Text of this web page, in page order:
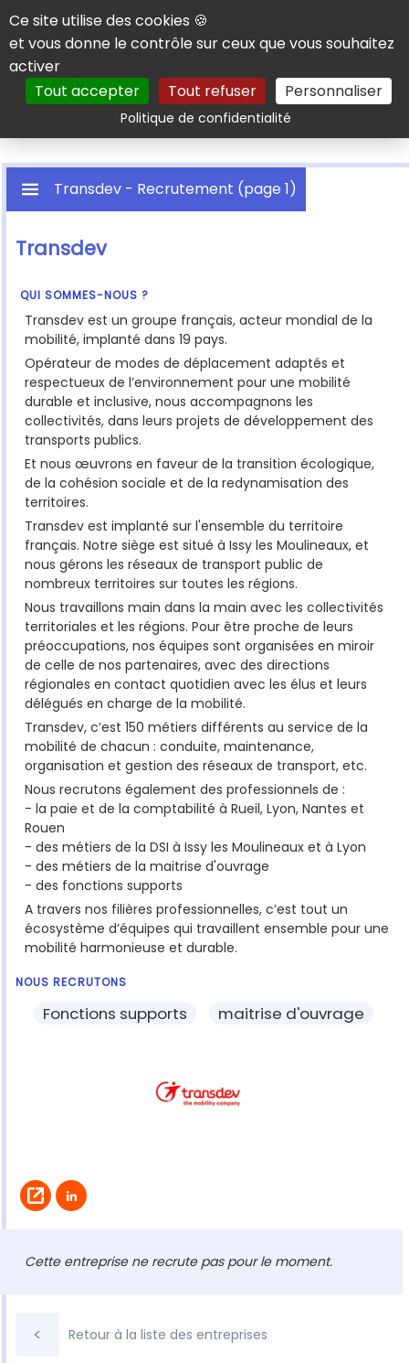
Panneau de gestion des cookies
Ce site utilise des cookies 🍪
et vous donne le contrôle sur ceux que vous souhaitez
activer
Tout accepter
Tout refuser Personnaliser
Politique de confidentialitéRechercher
Transdev - Recrutement (page 1)
Transdev
QUI SOMMES-NOUS ?
Transdev est un groupe français, acteur mondial de la
mobilité, implanté dans 19 pays.
Opérateur de modes de déplacement adaptés et
respectueux de l’environnement pour une mobilité
durable et inclusive, nous accompagnons les
collectivités, dans leurs projets de développement des
transports publics.
Et nous œuvrons en faveur de la transition écologique,
de la cohésion sociale et de la redynamisation des
territoires.
Transdev est implanté sur l'ensemble du territoire
français. Notre siège est situé à Issy les Moulineaux, et
nous gérons les réseaux de transport public de
nombreux territoires sur toutes les régions.
Nous travaillons main dans la main avec les collectivités
territoriales et les régions. Pour être proche de leurs
préoccupations, nos équipes sont organisées en miroir
de celle de nos partenaires, avec des directions
régionales en contact quotidien avec les élus et leurs
délégués en charge de la mobilité.
Transdev, c’est 150 métiers différents au service de la
mobilité de chacun : conduite, maintenance,
organisation et gestion des réseaux de transport, etc.
Nous recrutons également des professionnels de :
- la paie et de la comptabilité à Rueil, Lyon, Nantes et
Rouen
- des métiers de la DSI à Issy les Moulineaux et à Lyon
- des métiers de la maitrise d'ouvrage
- des fonctions supports
A travers nos filières professionnelles, c’est tout un
écosystème d’équipes qui travaillent ensemble pour une
mobilité harmonieuse et durable.
NOUS RECRUTONS
Fonctions supports maitrise d'ouvrage
Cette entreprise ne recrute pas pour le moment.
< Retour à la liste des entreprises